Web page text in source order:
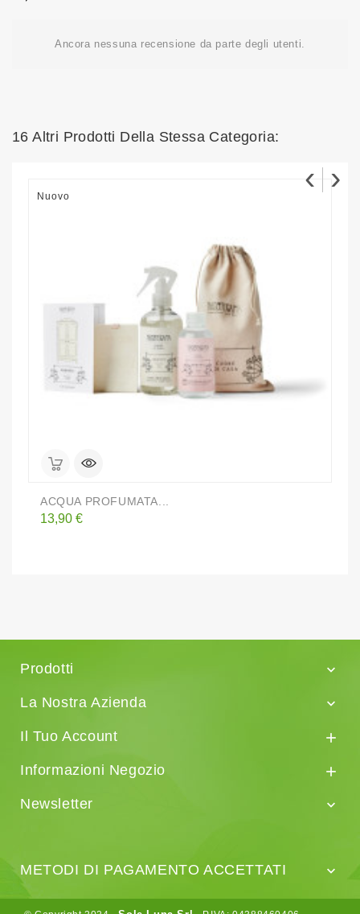
Ancora nessuna recensione da parte degli utenti.
16 Altri Prodotti Della Stessa Categoria:
Nuovo
ACQUA PROFUMATA...
Prezzo
13,90 €
‹ ›
Prodotti

La Nostra Azienda

Il Tuo Account

Informazioni Negozio

Newsletter

METODI DI PAGAMENTO ACCETTATI 